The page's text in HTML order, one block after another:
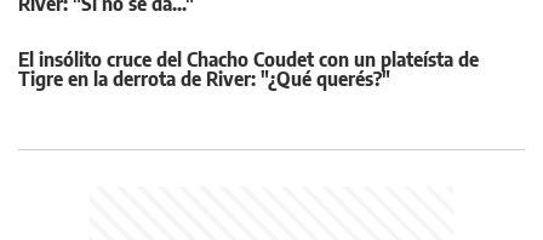
El insólito cruce del Chacho Coudet con un plateísta de
Tigre en la derrota de River: "¿Qué querés?"